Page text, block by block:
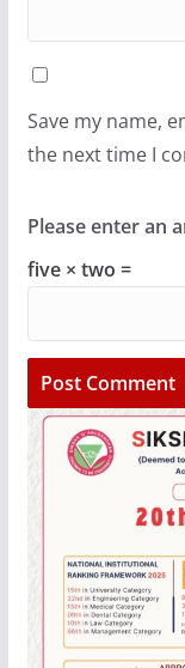
Save my name,
the next time I
Please enter an
five × two =